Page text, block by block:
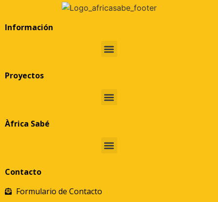
Información
Proyectos
Àfrica Sabé
Contacto
Formulario de Contacto